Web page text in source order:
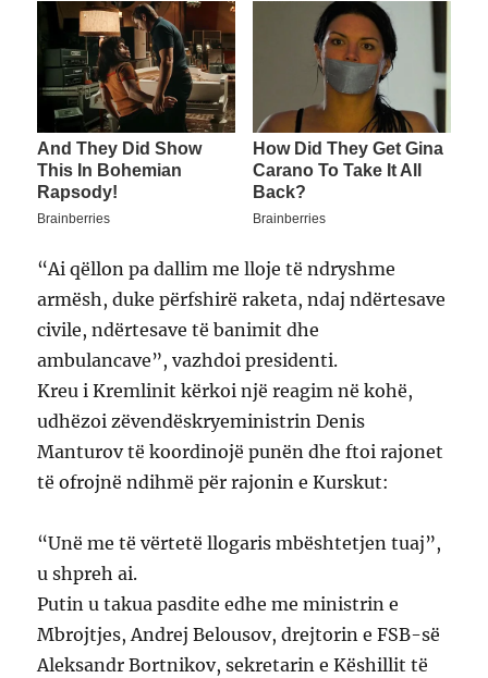
“Ai qëllon pa dallim me lloje të ndryshme
armësh, duke përfshirë raketa, ndaj ndërtesave
civile, ndërtesave të banimit dhe
ambulancave”, vazhdoi presidenti.
Kreu i Kremlinit kërkoi një reagim në kohë,
udhëzoi zëvendëskryeministrin Denis
Manturov të koordinojë punën dhe ftoi rajonet
të ofrojnë ndihmë për rajonin e Kurskut:
“Unë me të vërtetë llogaris mbështetjen tuaj”,
u shpreh ai.
Putin u takua pasdite edhe me ministrin e
Mbrojtjes, Andrej Belousov, drejtorin e FSB-së
Aleksandr Bortnikov, sekretarin e Këshillit të